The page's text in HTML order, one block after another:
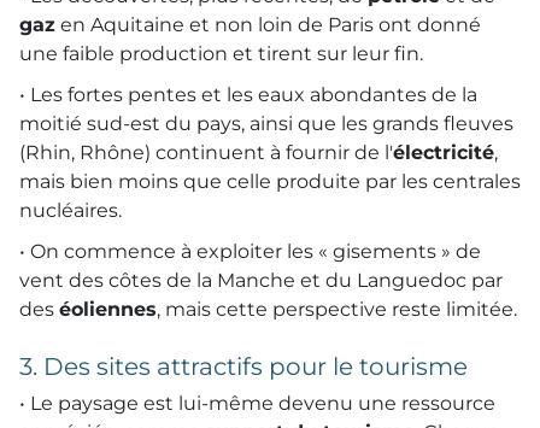
gaz en Aquitaine et non loin de Paris ont donné
une faible production et tirent sur leur fin.
• Les fortes pentes et les eaux abondantes de la
moitié sud-est du pays, ainsi que les grands fleuves
(Rhin, Rhône) continuent à fournir de l'électricité,
mais bien moins que celle produite par les centrales
nucléaires.
• On commence à exploiter les « gisements » de
vent des côtes de la Manche et du Languedoc par
des éoliennes, mais cette perspective reste limitée.
3. Des sites attractifs pour le tourisme
• Le paysage est lui-même devenu une ressource